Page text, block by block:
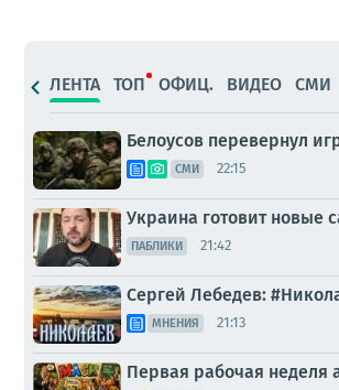
ЛЕНТА ТОП ОФИЦ. ВИДЕО СМИ
Белоусов перевернул
СМИ 22:15
Украина готовит новые
ПАБЛИКИ 21:42
Сергей Лебедев:
МНЕНИЯ 21:13
Первая рабочая неделя